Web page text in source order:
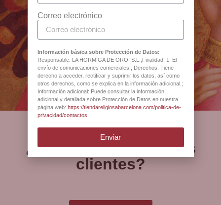
sacro, joyería y artículos
religiosos desde 1880
Antigua Botiga Catedral
Barcelona
¿Qué opinan nuestros
clientes?
Correo electrónico
Información básica sobre Protección de Datos:
Responsable: LA HORMIGA DE ORO, S.L.;Finalidad: 1: El
envío de comunicaciones comerciales.; Derechos: Tiene
derecho a acceder, rectificar y suprimir los datos, así como
otros derechos, como se explica en la información adicional.;
Información adicional: Puede consultar la información
adicional y detallada sobre Protección de Datos en nuestra
página web: https://tiendareligiosabarcelona.com/politica-de-
privacidad/contactos
Enviar